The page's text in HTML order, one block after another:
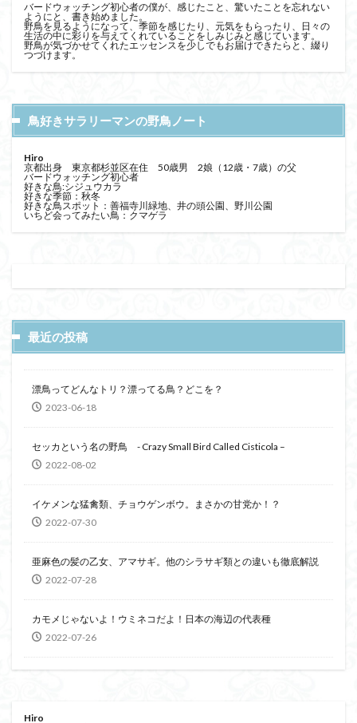
バードウォッチング初心者の僕が、感じたこと、驚いたことを忘れない
ようにと、書き始めました。
野鳥を見るようになって、季節を感じたり、元気をもらったり、日々の
生活の中に彩りを与えてくれていることをしみじみと感じています。
野鳥が気づかせてくれたエッセンスを少しでもお届けできたらと、綴り
つづけます。
鳥好きサラリーマンの野鳥ノート
Hiro
京都出身 東京都杉並区在住 50歳男 2娘（12歳・7歳）の父
バードウォッチング初心者
好きな鳥:シジュウカラ
好きな季節：秋冬
好きな鳥スポット：善福寺川緑地、井の頭公園、野川公園
いちど会ってみたい鳥：クマゲラ
最近の投稿
漂鳥ってどんなトリ？漂ってる鳥？どこを？
2023-06-18
セッカという名の野鳥 - Crazy Small Bird Called Cisticola –
2022-08-02
イケメンな猛禽類、チョウゲンボウ。まさかの甘党か！？
2022-07-30
亜麻色の髪の乙女、アマサギ。他のシラサギ類との違いも徹底解説
2022-07-28
カモメじゃないよ！ウミネコだよ！日本の海辺の代表種
2022-07-26
Hiro